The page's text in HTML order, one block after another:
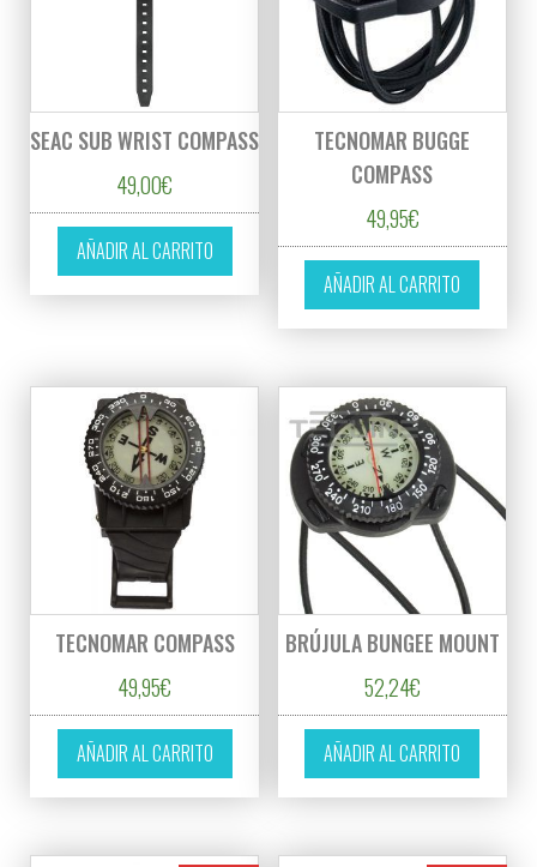
SEAC SUB WRIST COMPASS
49,00€
AÑADIR AL CARRITO
TECNOMAR BUGGE
COMPASS
49,95€
AÑADIR AL CARRITO
TECNOMAR COMPASS
49,95€
AÑADIR AL CARRITO
BRÚJULA BUNGEE MOUNT
52,24€
AÑADIR AL CARRITO